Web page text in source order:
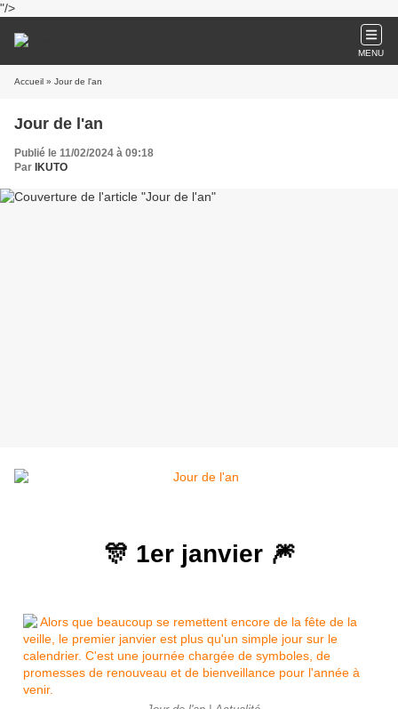
"/>
MENU
Accueil » Jour de l'an
Jour de l'an
Publié le 11/02/2024 à 09:18
Par IKUTO
🎊 1er janvier 🎆